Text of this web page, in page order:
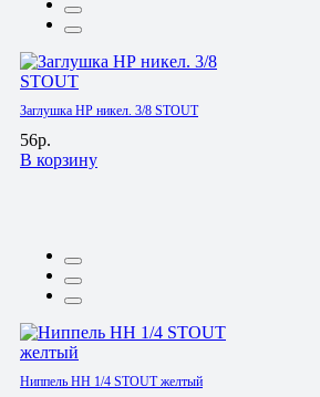
Заглушка НР никел. 3/8 STOUT
56р.
В корзину
Ниппель HH 1/4 STOUT желтый